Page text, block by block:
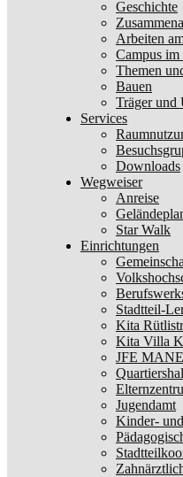
Geschichte
Arbeiten
Campus
Themen
Bauen
Träger und
Services
Downloads
Wegweiser
Anreise
Star Walk
Einrichtungen
Stadtteil-
Kita
Kita Villa
JFE
Jugendamt
Kinder-